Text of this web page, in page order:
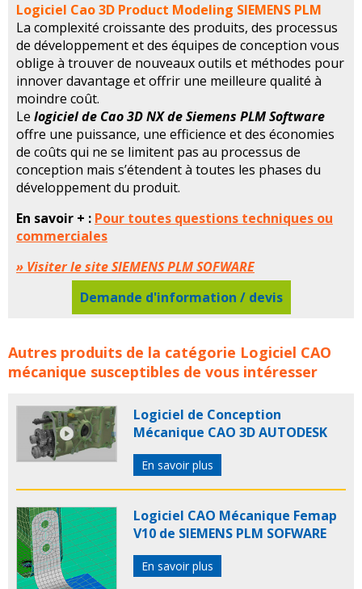
Logiciel Cao 3D Product Modeling SIEMENS PLM
La complexité croissante des produits, des processus
de développement et des équipes de conception vous
oblige à trouver de nouveaux outils et méthodes pour
innover davantage et offrir une meilleure qualité à
moindre coût.
Le logiciel de Cao 3D NX de Siemens PLM Software
offre une puissance, une efficience et des économies
de coûts qui ne se limitent pas au processus de
conception mais s’étendent à toutes les phases du
développement du produit.
En savoir + : Pour toutes questions techniques ou
commerciales
» Visiter le site SIEMENS PLM SOFWARE
Demande d'information / devis
Logiciel Cao 3D Product Modeling SIEMENS PLM
concerne les familles de produits :siemenssiemens
logiciel caologiciels cao
mecanique
Autres produits de la catégorie Logiciel CAO
mécanique susceptibles de vous intéresser
Logiciel de Conception
Mécanique CAO 3D AUTODESK
En savoir plus
Logiciel CAO Mécanique Femap
V10 de SIEMENS PLM SOFWARE
En savoir plus